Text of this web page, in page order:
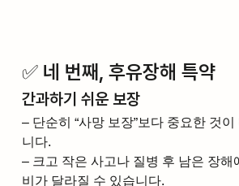
✅ 네 번째, 후유장해 특약
간과하기 쉬운 보장
– 단순히 “사망 보장”보다 중요한 것
니다.
– 크고 작은 사고나 질병 후 남은 장해
비가 달라질 수 있습니다.